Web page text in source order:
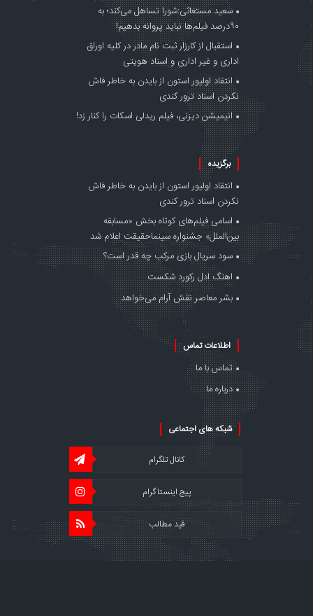
سعید مستغاثی:شورا تساهل می‌کند؛ به
۹۰درصد فیلم‌ها نباید پروانه بدهیم!
استقبال از کارزار ثبت نام مادر در کلیه اوراق
اداری و غیر اداری و اسناد هویتی
انتقاد اولیور استون از بایدن به خاطر فاش
نکردن اسناد ترور کندی
انیمیشن دیزنی، فیلم ریدلی اسکات را کنار زد!
برگزیده
انتقاد اولیور استون از بایدن به خاطر فاش
نکردن اسناد ترور کندی
اسامی فیلم‌های کوتاه بخش «مسابقه
بین‌الملل» جشنواره سینماحقیقت اعلام شد
سود سریال بازی مرکب چه قدر است؟
اهنگ ادل رکورد شکست
بشر معاصر نقش آرام می‌خواهد
اطلاعات تماس
تماس با ما
درباره ما
شبکه های اجتماعی
کانال تلگرام
پیج اینستاگرام
فید مطالب